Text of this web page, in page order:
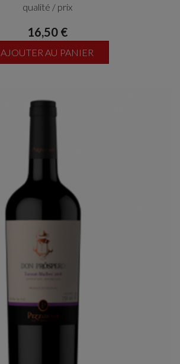
qualité / prix
16,50 €
AJOUTER AU PANIER